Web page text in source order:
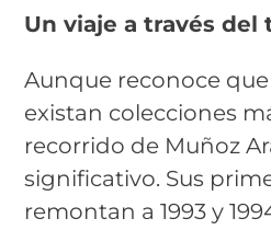
Un viaje a través del
Aunque reconoce
existan colecciones
recorrido de Muñoz
significativo. Sus
remontan a 1993 y